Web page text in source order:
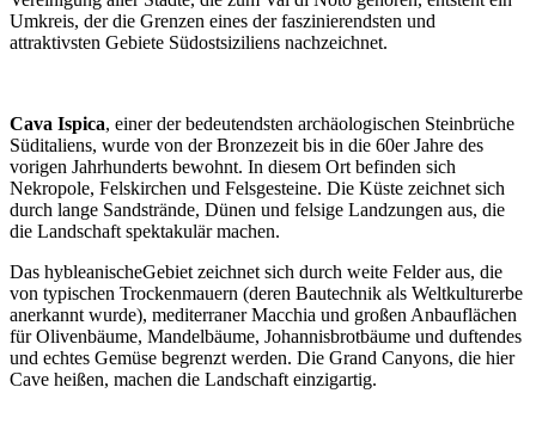
Umkreis, der die Grenzen eines der faszinierendsten und
attraktivsten Gebiete Südostsiziliens nachzeichnet.
Cava Ispica, einer der bedeutendsten archäologischen Steinbrüche
Süditaliens, wurde von der Bronzezeit bis in die 60er Jahre des
vorigen Jahrhunderts bewohnt. In diesem Ort befinden sich
Nekropole, Felskirchen und Felsgesteine. Die Küste zeichnet sich
durch lange Sandstrände, Dünen und felsige Landzungen aus, die
die Landschaft spektakulär machen.
Das hybleanischeGebiet zeichnet sich durch weite Felder aus, die
von typischen Trockenmauern (deren Bautechnik als Weltkulturerbe
anerkannt wurde), mediterraner Macchia und großen Anbauflächen
für Olivenbäume, Mandelbäume, Johannisbrotbäume und duftendes
und echtes Gemüse begrenzt werden. Die Grand Canyons, die hier
Cave heißen, machen die Landschaft einzigartig.